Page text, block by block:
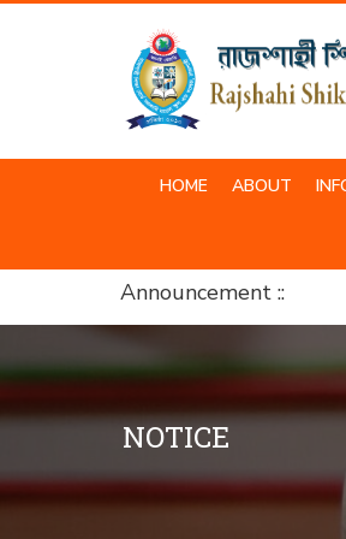
HOME ABOUT
Announcement ::
NOTICE